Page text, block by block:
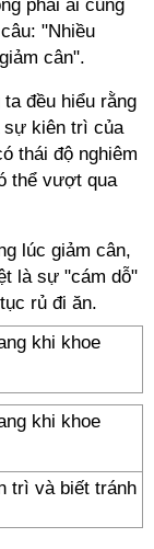
phải ai cũng
"Nhiều
cân".
đều hiểu rằng
sự kiên trì của
thái độ nghiêm
thể vượt qua
lúc giảm cân,
là sự "cám dỗ"
rủ đi ăn.
trì và biết tránh